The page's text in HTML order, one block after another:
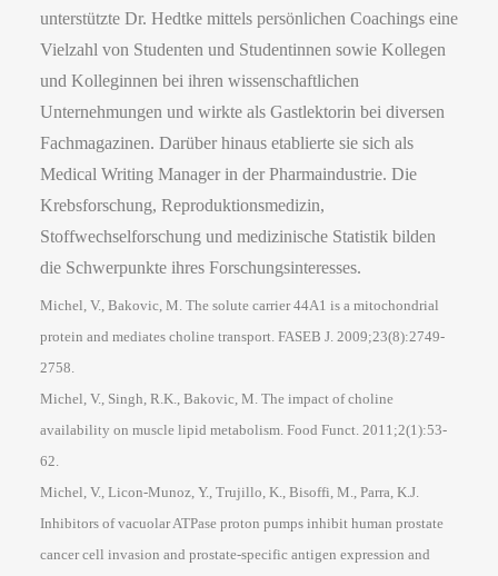
unterstützte Dr. Hedtke mittels persönlichen Coachings eine
Vielzahl von Studenten und Studentinnen sowie Kollegen
und Kolleginnen bei ihren wissenschaftlichen
Unternehmungen und wirkte als Gastlektorin bei diversen
Fachmagazinen. Darüber hinaus etablierte sie sich als
Medical Writing Manager in der Pharmaindustrie. Die
Krebsforschung, Reproduktionsmedizin,
Stoffwechselforschung und medizinische Statistik bilden
die Schwerpunkte ihres Forschungsinteresses.
Michel, V., Bakovic, M. The solute carrier 44A1 is a mitochondrial
protein and mediates choline transport. FASEB J. 2009;23(8):2749-
2758.
Michel, V., Singh, R.K., Bakovic, M. The impact of choline
availability on muscle lipid metabolism. Food Funct. 2011;2(1):53-
62.
Michel, V., Licon-Munoz, Y., Trujillo, K., Bisoffi, M., Parra, K.J.
Inhibitors of vacuolar ATPase proton pumps inhibit human prostate
cancer cell invasion and prostate-specific antigen expression and